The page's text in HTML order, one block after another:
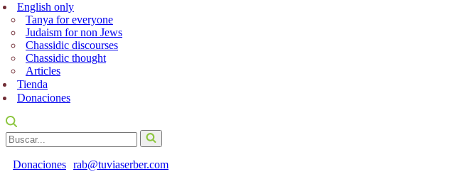
English only
Tanya for everyone
Judaism for non Jews
Chassidic discourses
Chassidic thought
Articles
Tienda
Donaciones
Buscar...
Donaciones rab@tuviaserber.com